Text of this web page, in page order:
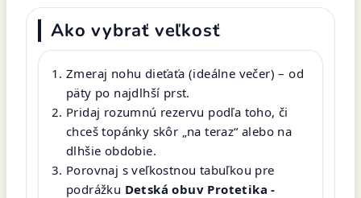
Ako vybrať veľkosť
Zmeraj nohu dieťaťa (ideálne večer) – od
päty po najdlhší prst.
Pridaj rozumnú rezervu podľa toho, či
chceš topánky skôr „na teraz“ alebo na
dlhšie obdobie.
Porovnaj s veľkostnou tabuľkou pre
podrážku Detská obuv Protetika -